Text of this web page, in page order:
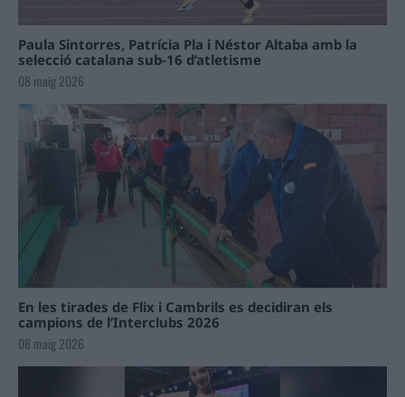
Paula Sintorres, Patrícia Pla i Néstor Altaba amb la
selecció catalana sub-16 d’atletisme
08 maig 2026
En les tirades de Flix i Cambrils es decidiran els
campions de l’Interclubs 2026
08 maig 2026